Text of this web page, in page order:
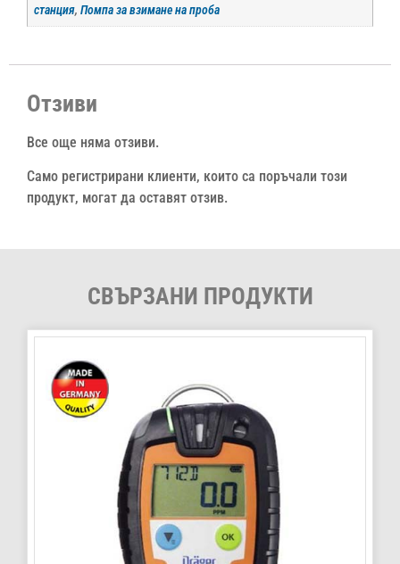
станция,Помпа за взимане на проба
Отзиви
Все още няма отзиви.
Само регистрирани клиенти, които са поръчали този
продукт, могат да оставят отзив.
СВЪРЗАНИ ПРОДУКТИ